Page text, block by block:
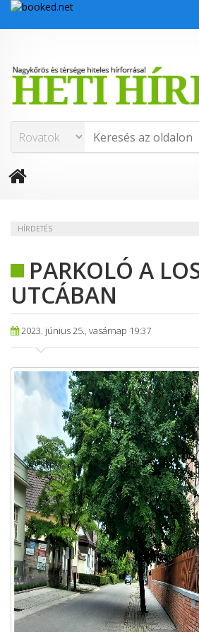
HÍRDETÉS
PARKOLÓ A
UTCÁBAN
2023. június 25., vasárnap 19:37